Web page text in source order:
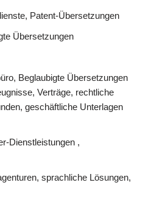
Patent-Übersetzungen
Übersetzungen
Beglaubigte Übersetzungen
Verträge, rechtliche
geschäftliche Unterlagen
Dienstleistungen ,
sprachliche Lösungen,